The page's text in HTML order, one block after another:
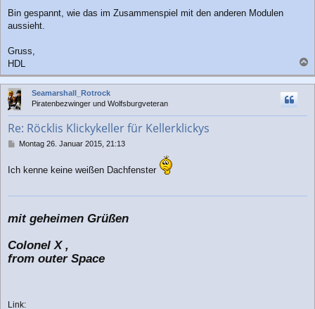
a
Bin gespannt, wie das im Zusammenspiel mit den anderen Modulen
aussieht.
Gruss,
HDL
a
c
Seamarshall_Rotrock
Piratenbezwinger und Wolfsburgveteran
Re: Röcklis Klickykeller für Kellerklickys
B
t
a
Montag 26. Januar 2015, 21:13
Ich kenne keine weißen Dachfenster
mit geheimen Grüßen
Colonel X ,
from outer Space
Link: